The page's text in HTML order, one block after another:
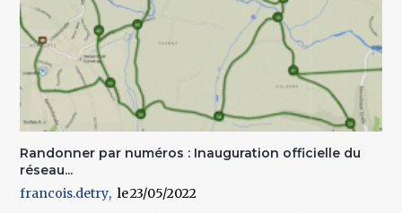
Randonner par numéros : Inauguration officielle du
réseau...
francois.detry
23/05/2022